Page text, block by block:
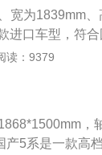
宽为1839mm
进口车型，符
发动机，匹配8
信部公布的百公
读：9379
，
5系是一款高